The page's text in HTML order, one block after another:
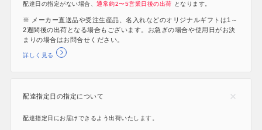
配達日の指定がない場合、通常約2〜5営業日後の出荷 となります。
※ メーカー直送品や受注生産品、名入れなどのオリジナルギフトは1～
2週間後の出荷となる場合もございます。お急ぎの場合や使用日がお決
まりの場合はお問合せください。
詳しく見る
配達指定日の指定について
配達指定日にお届けできるよう出荷いたします。